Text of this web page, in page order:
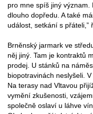
pro mne spíš jiný
dlouho dopředu. A také
událost, setkání s přáteli,”
Brněnský jarmark ve
něj jiný. Tam je kontraktů
prodej. U stánků na
biopotravinách neslyšeli.
Na terasy nad Vltavou
vymění zkušenosti,
společně oslaví u láhve